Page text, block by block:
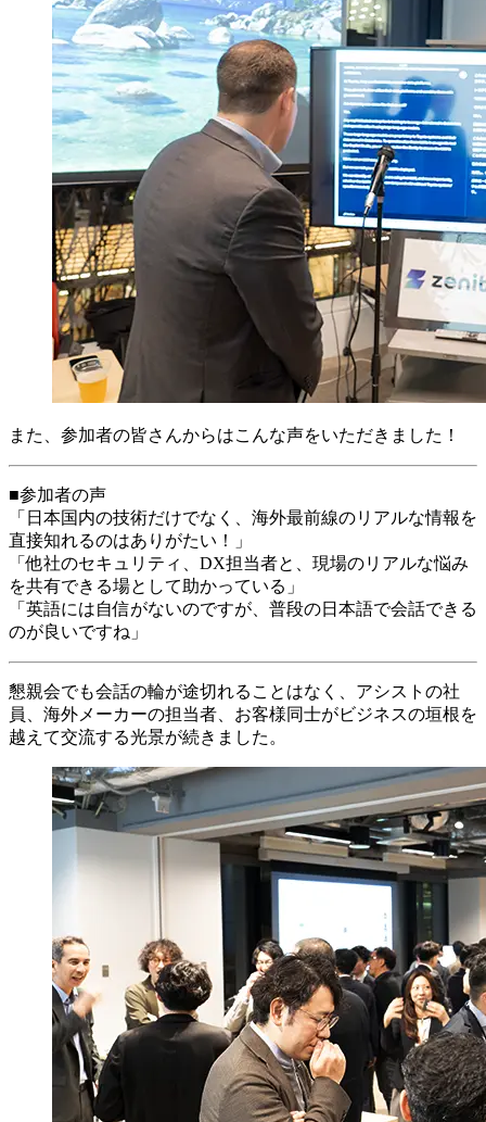
また、参加者の皆さんからはこんな声をいただきました！
■参加者の声
「日本国内の技術だけでなく、海外最前線のリアルな情報を
直接知れるのはありがたい！」
「他社のセキュリティ、DX担当者と、現場のリアルな悩み
を共有できる場として助かっている」
「英語には自信がないのですが、普段の日本語で会話できる
のが良いですね」
懇親会でも会話の輪が途切れることはなく、アシストの社
員、海外メーカーの担当者、お客様同士がビジネスの垣根を
越えて交流する光景が続きました。